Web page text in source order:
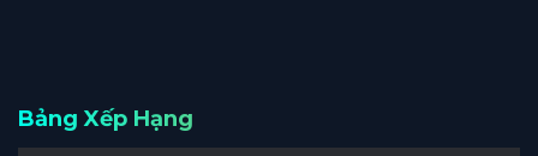
Bảng Xếp Hạng